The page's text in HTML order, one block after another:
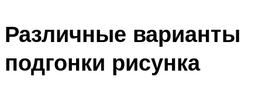
Различные варианты
подгонки рисунка